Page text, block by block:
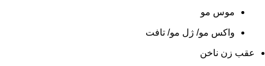
موس مو
واکس مو/ ژل مو/ تافت
عقب زن ناخن